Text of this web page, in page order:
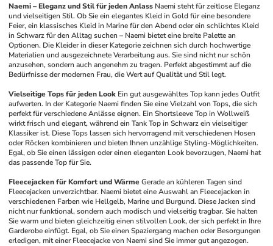
Naemi – Eleganz und Stil für jeden Anlass Naemi steht für zeitlose Eleganz
und vielseitigen Stil. Ob Sie ein elegantes Kleid in Gold für eine besondere
Feier, ein klassisches Kleid in Marine für den Abend oder ein schlichtes Kleid
in Schwarz für den Alltag suchen – Naemi bietet eine breite Palette an
Optionen. Die Kleider in dieser Kategorie zeichnen sich durch hochwertige
Materialien und ausgezeichnete Verarbeitung aus. Sie sind nicht nur schön
anzusehen, sondern auch angenehm zu tragen. Perfekt abgestimmt auf die
Bedürfnisse der modernen Frau, die Wert auf Qualität und Stil legt.
Vielseitige Tops für jeden Look Ein gut ausgewähltes Top kann jedes Outfit
aufwerten. In der Kategorie Naemi finden Sie eine Vielzahl von Tops, die sich
perfekt für verschiedene Anlässe eignen. Ein Shortsleeve Top in Wollweiß
wirkt frisch und elegant, während ein Tank Top in Schwarz ein vielseitiger
Klassiker ist. Diese Tops lassen sich hervorragend mit verschiedenen Hosen
oder Röcken kombinieren und bieten Ihnen unzählige Styling-Möglichkeiten.
Egal, ob Sie einen lässigen oder einen eleganten Look bevorzugen, Naemi hat
das passende Top für Sie.
Fleecejacken für Komfort und Wärme Gerade an kühleren Tagen sind
Fleecejacken unverzichtbar. Naemi bietet eine Auswahl an Fleecejacken in
verschiedenen Farben wie Hellgelb, Marine und Burgund. Diese Jacken sind
nicht nur funktional, sondern auch modisch und vielseitig tragbar. Sie halten
Sie warm und bieten gleichzeitig einen stilvollen Look, der sich perfekt in Ihre
Garderobe einfügt. Egal, ob Sie einen Spaziergang machen oder Besorgungen
erledigen, mit einer Fleecejacke von Naemi sind Sie immer gut angezogen.